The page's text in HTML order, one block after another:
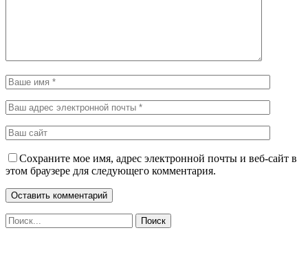
Сохраните мое имя, адрес электронной почты и веб-сайт в
этом браузере для следующего комментария.